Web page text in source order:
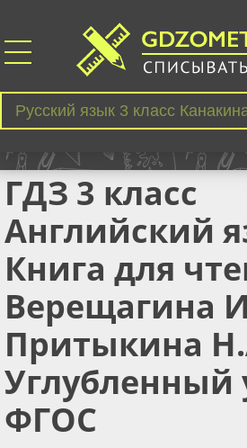
ГДЗ 3 класс
Английский
Книга для
Верещагина
Притыкина
Углубленный
ФГОС